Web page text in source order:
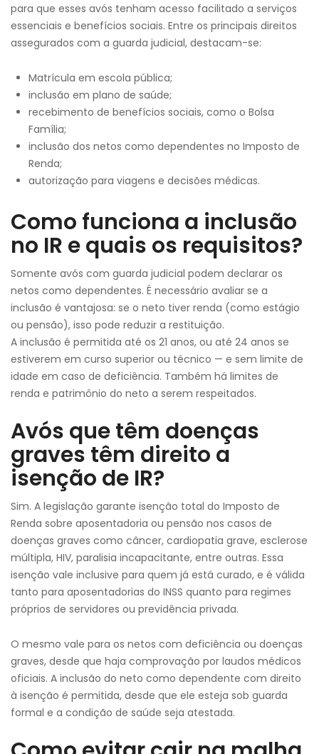
para que esses avós tenham acesso facilitado a serviços
essenciais e benefícios sociais. Entre os principais direitos
assegurados com a guarda judicial, destacam-se:
Matrícula em escola pública;
inclusão em plano de saúde;
recebimento de benefícios sociais, como o Bolsa
Família;
inclusão dos netos como dependentes no Imposto de
Renda;
autorização para viagens e decisões médicas.
Como funciona a inclusão
no IR e quais os requisitos?
Somente avós com guarda judicial podem declarar os
netos como dependentes. É necessário avaliar se a
inclusão é vantajosa: se o neto tiver renda (como estágio
ou pensão), isso pode reduzir a restituição.
A inclusão é permitida até os 21 anos, ou até 24 anos se
estiverem em curso superior ou técnico — e sem limite de
idade em caso de deficiência. Também há limites de
renda e patrimônio do neto a serem respeitados.
Avós que têm doenças
graves têm direito a
isenção de IR?
Sim. A legislação garante isenção total do Imposto de
Renda sobre aposentadoria ou pensão nos casos de
doenças graves como câncer, cardiopatia grave, esclerose
múltipla, HIV, paralisia incapacitante, entre outras. Essa
isenção vale inclusive para quem já está curado, e é válida
tanto para aposentadorias do INSS quanto para regimes
próprios de servidores ou previdência privada.
O mesmo vale para os netos com deficiência ou doenças
graves, desde que haja comprovação por laudos médicos
oficiais. A inclusão do neto como dependente com direito
à isenção é permitida, desde que ele esteja sob guarda
formal e a condição de saúde seja atestada.